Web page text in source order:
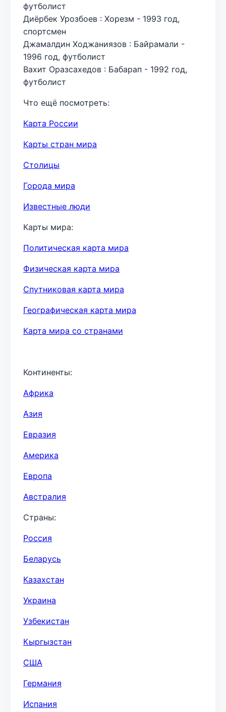
футболист
Диёрбек Урозбоев : Хорезм - 1993 год,
спортсмен
Джамалдин Ходжаниязов : Байрамали -
1996 год, футболист
Вахит Оразсахедов : Бабарап - 1992 год,
футболист
Что ещё посмотреть:
Карта России
Карты стран мира
Столицы
Города мира
Известные люди
Карты мира:
Политическая карта мира
Физическая карта мира
Спутниковая карта мира
Географическая карта мира
Карта мира со странами
Континенты:
Африка
Азия
Евразия
Америка
Европа
Австралия
Страны:
Россия
Беларусь
Казахстан
Украина
Узбекистан
Кыргызстан
США
Германия
Испания